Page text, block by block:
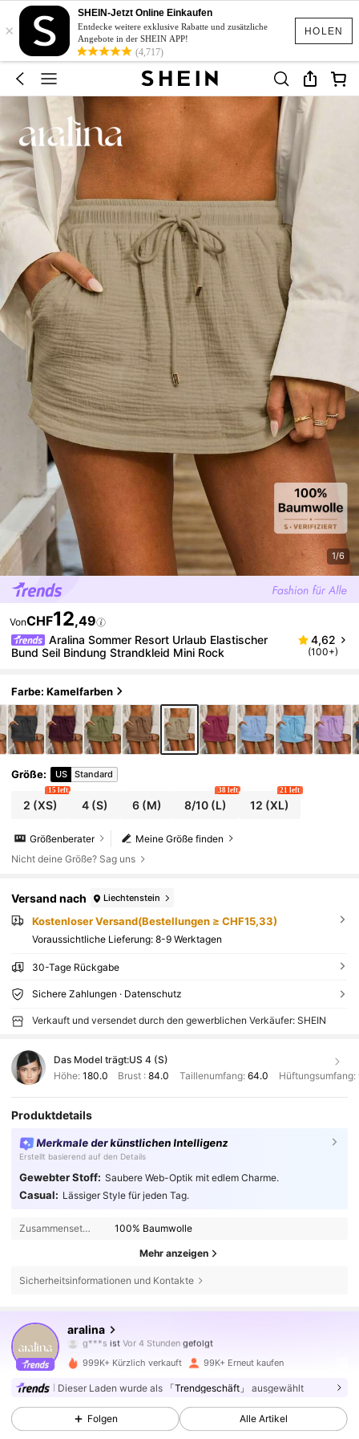
HOLEN
×
SHEIN-Jetzt Online Einkaufen
Entdecke weitere exklusive Rabatte und zusätzliche
Angebote in der SHEIN APP!
(4,717)
1/6
VonCHF12,49
Aralina Sommer Resort Urlaub Elastischer
Bund Seil Bindung Strandkleid Mini Rock
4,62
(100+)
Farbe: Kamelfarben
Größe: US Standard
2 (XS)
15 left
4(S) 6(M) 8/10 (L)
38 left
12 (XL)
21 left
Meine Größe finden
Größenberater
Nicht deine Größe? Sag uns
Versand nach Liechtenstein
Kostenloser Versand(Bestellungen ≥ CHF15,33)
Voraussichtliche Lieferung: 8-9 Werktagen
30-Tage Rückgabe
Sichere Zahlungen · Datenschutz
Verkauft und versendet durch den gewerblichen Verkäufer: SHEIN
Das Model trägt:US 4 (S)
Höhe: 180.0 Brust :84.0 Taillenumfang: 64.0 Hüftungsumfang:
Produktdetails
Merkmale der künstlichen Intelligenz
Erstellt basierend auf den Details
Gewebter Stoff: Saubere Web-Optik mit edlem Charme.
Casual: Lässiger Style für jeden Tag.
Zusammensetzung: 100% Baumwolle
Mehr anzeigen
Sicherheitsinformationen und Kontakte
aralina
t***aist am Durchsuchen
4,78
677K Follower
4,78
999K+ Kürzlich verkauft 99K+ Erneut kaufen
Dieser Laden wurde als 「Trendgeschäft」 ausgewählt
Folgen Alle Artikel